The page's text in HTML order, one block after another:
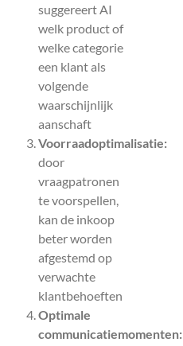
suggereert AI
welk product of
welke categorie
een klant als
volgende
waarschijnlijk
aanschaft
Voorraadoptimalisatie:
door
vraagpatronen
te voorspellen,
kan de inkoop
beter worden
afgestemd op
verwachte
klantbehoeften
Optimale
communicatiemomenten: